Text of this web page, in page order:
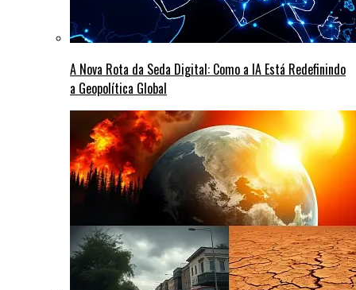
A Nova Rota da Seda Digital: Como a IA Está Redefinindo
a Geopolítica Global